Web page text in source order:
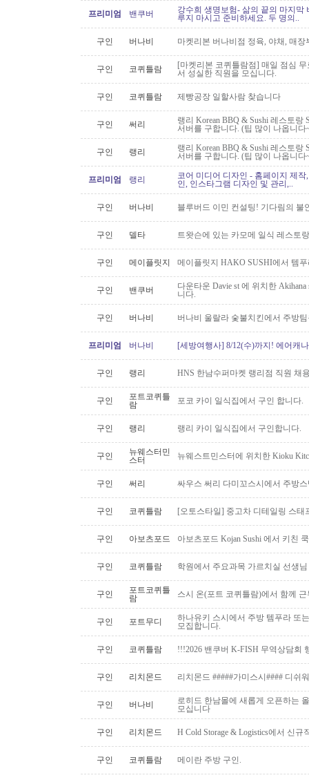
프리미엄 밴쿠버
강수희 생명보험- 삶의 끝의 마지막
루지 마시고 준비하세요. 두 명의..
구인 버나비 마켓리본 버나비점 정육, 야채, 매
구인 코퀴틀람
[마켓리본 코퀴틀람점] 매일 점심
서 성실한 직원을 모십니다.
구인 코퀴틀람 제빵공장 일할사람 찾습니다
구인 써리
랭리 Korean BBQ & Sushi 레스토
서버를 구합니다. (팁 많이 나옵니다
구인 랭리
랭리 Korean BBQ & Sushi 레스토
서버를 구합니다. (팁 많이 나옵니다
프리미엄 랭리
코어 미디어 디자인 - 홈페이지 제
인, 인스타그램 디자인 및 관리,..
구인 버나비 블루버드 이민 컨설팅! 기다림의 불
구인 델타 트왓슨에 있는 카모메 일식 레스토
구인 메이플릿지 메이플릿지 HAKO SUSHI에서 템
구인 밴쿠버
다운타운 Davie st 에 위치한
니다.
구인 버나비 버나비 울랄라 숯불치킨에서 주방
프리미엄 버나비 [세방여행사] 8/12(수)까지! 에어캐
구인 랭리 HNS 한남수퍼마켓 랭리점 직원 채
구인
포트코퀴틀
람
포코 카이 일식집에서 구인 합니다.
구인 랭리 랭리 카이 일식집에서 구인합니다.
구인
뉴웨스터민
스터
뉴웨스트민스터에 위치한 Kioku
구인 써리 싸우스 써리 다미꼬스시에서 주방
구인 코퀴틀람 [오토스타일] 중고차 디테일링 스태
구인 아보츠포드 아보츠포드 Kojan Sushi 에서 키친
구인 코퀴틀람 학원에서 주요과목 가르치실 선생
구인
포트코퀴틀
람
스시 온(포트 코퀴틀람)에서 함께
구인 포트무디
하나유키 스시에서 주방 템푸라 또
모집합니다.
구인 코퀴틀람 !!!2026 밴쿠버 K-FISH 무역상담회
구인 리치몬드 리치몬드 #####가미스시#### 디쉬
구인 버나비
로히드 한남몰에 새롭게 오픈하는
모십니다
구인 리치몬드 H Cold Storage & Logistics에서 신규
구인 코퀴틀람 메이란 주방 구인.